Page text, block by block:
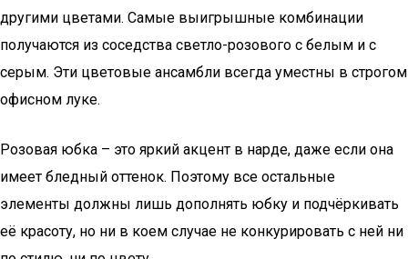
другими цветами. Самые выигрышные комбинации
получаются из соседства светло-розового с белым и с
серым. Эти цветовые ансамбли всегда уместны в строгом
офисном луке.
Розовая юбка – это яркий акцент в нарде, даже если она
имеет бледный оттенок. Поэтому все остальные
элементы должны лишь дополнять юбку и подчёркивать
её красоту, но ни в коем случае не конкурировать с ней ни